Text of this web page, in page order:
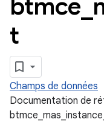
btmce
t
Champs de données
Documentation de